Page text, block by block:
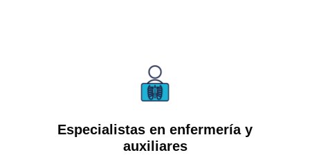
Especialistas en enfermería y
auxiliares